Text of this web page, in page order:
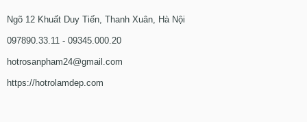
Ngõ 12 Khuất Duy Tiến, Thanh Xuân, Hà Nội
097890.33.11 - 09345.000.20
hotrosanpham24@gmail.com
https://hotrolamdep.com